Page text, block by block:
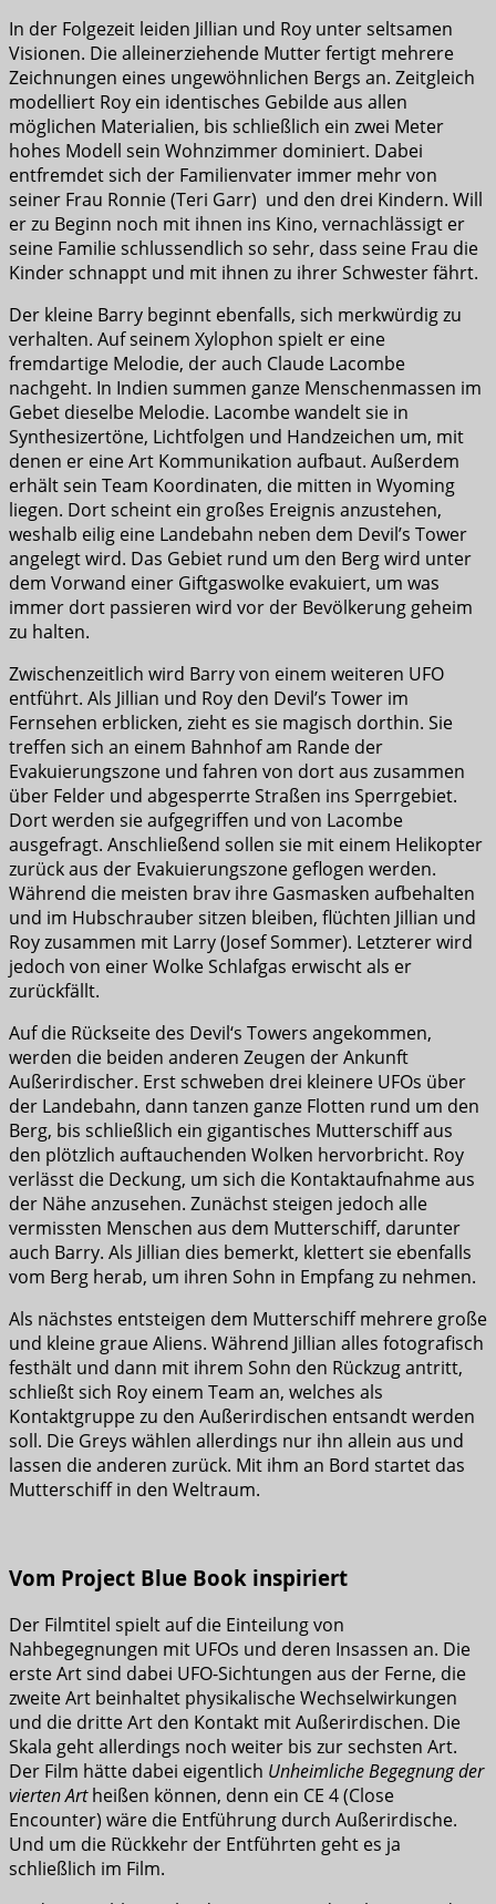
In der Folgezeit leiden Jillian und Roy unter seltsamen
Visionen. Die alleinerziehende Mutter fertigt mehrere
Zeichnungen eines ungewöhnlichen Bergs an. Zeitgleich
modelliert Roy ein identisches Gebilde aus allen
möglichen Materialien, bis schließlich ein zwei Meter
hohes Modell sein Wohnzimmer dominiert. Dabei
entfremdet sich der Familienvater immer mehr von
seiner Frau Ronnie (Teri Garr) und den drei Kindern. Will
er zu Beginn noch mit ihnen ins Kino, vernachlässigt er
seine Familie schlussendlich so sehr, dass seine Frau die
Kinder schnappt und mit ihnen zu ihrer Schwester fährt.
Der kleine Barry beginnt ebenfalls, sich merkwürdig zu
verhalten. Auf seinem Xylophon spielt er eine
fremdartige Melodie, der auch Claude Lacombe
nachgeht. In Indien summen ganze Menschenmassen im
Gebet dieselbe Melodie. Lacombe wandelt sie in
Synthesizertöne, Lichtfolgen und Handzeichen um, mit
denen er eine Art Kommunikation aufbaut. Außerdem
erhält sein Team Koordinaten, die mitten in Wyoming
liegen. Dort scheint ein großes Ereignis anzustehen,
weshalb eilig eine Landebahn neben dem Devil’s Tower
angelegt wird. Das Gebiet rund um den Berg wird unter
dem Vorwand einer Giftgaswolke evakuiert, um was
immer dort passieren wird vor der Bevölkerung geheim
zu halten.
Zwischenzeitlich wird Barry von einem weiteren UFO
entführt. Als Jillian und Roy den Devil’s Tower im
Fernsehen erblicken, zieht es sie magisch dorthin. Sie
treffen sich an einem Bahnhof am Rande der
Evakuierungszone und fahren von dort aus zusammen
über Felder und abgesperrte Straßen ins Sperrgebiet.
Dort werden sie aufgegriffen und von Lacombe
ausgefragt. Anschließend sollen sie mit einem Helikopter
zurück aus der Evakuierungszone geflogen werden.
Während die meisten brav ihre Gasmasken aufbehalten
und im Hubschrauber sitzen bleiben, flüchten Jillian und
Roy zusammen mit Larry (Josef Sommer). Letzterer wird
jedoch von einer Wolke Schlafgas erwischt als er
zurückfällt.
Auf die Rückseite des Devil‘s Towers angekommen,
werden die beiden anderen Zeugen der Ankunft
Außerirdischer. Erst schweben drei kleinere UFOs über
der Landebahn, dann tanzen ganze Flotten rund um den
Berg, bis schließlich ein gigantisches Mutterschiff aus
den plötzlich auftauchenden Wolken hervorbricht. Roy
verlässt die Deckung, um sich die Kontaktaufnahme aus
der Nähe anzusehen. Zunächst steigen jedoch alle
vermissten Menschen aus dem Mutterschiff, darunter
auch Barry. Als Jillian dies bemerkt, klettert sie ebenfalls
vom Berg herab, um ihren Sohn in Empfang zu nehmen.
Als nächstes entsteigen dem Mutterschiff mehrere große
und kleine graue Aliens. Während Jillian alles fotografisch
festhält und dann mit ihrem Sohn den Rückzug antritt,
schließt sich Roy einem Team an, welches als
Kontaktgruppe zu den Außerirdischen entsandt werden
soll. Die Greys wählen allerdings nur ihn allein aus und
lassen die anderen zurück. Mit ihm an Bord startet das
Mutterschiff in den Weltraum.
Vom Project Blue Book inspiriert
Der Filmtitel spielt auf die Einteilung von
Nahbegegnungen mit UFOs und deren Insassen an. Die
erste Art sind dabei UFO-Sichtungen aus der Ferne, die
zweite Art beinhaltet physikalische Wechselwirkungen
und die dritte Art den Kontakt mit Außerirdischen. Die
Skala geht allerdings noch weiter bis zur sechsten Art.
Der Film hätte dabei eigentlich Unheimliche Begegnung der
vierten Artheißen können, denn ein CE 4 (Close
Encounter) wäre die Entführung durch Außerirdische.
Und um die Rückkehr der Entführten geht es ja
schließlich im Film.